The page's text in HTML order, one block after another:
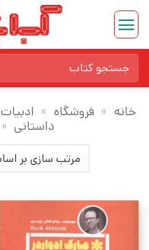
Skip
content
برای:
خانه » فروشگاه » ادبیات
داستانی »